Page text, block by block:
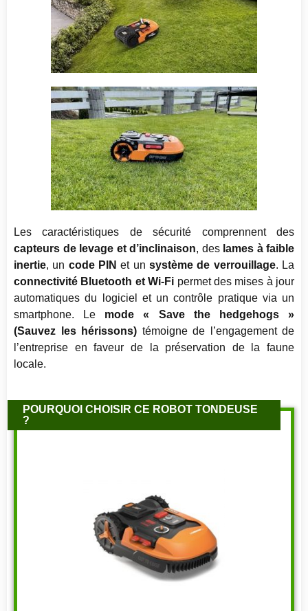
Les caractéristiques de sécurité comprennent des
capteurs de levage et d’inclinaison, des lames à faible
inertie, un code PIN et unsystème de verrouillage. La
connectivité Bluetooth et Wi-Fi permet des mises à jour
automatiques du logiciel et un contrôle pratique via un
smartphone. Le mode « Save the hedgehogs »
(Sauvez les hérissons) témoigne de l’engagement de
l’entreprise en faveur de la préservation de la faune
locale.
POURQUOI CHOISIR CE ROBOT TONDEUSE
?